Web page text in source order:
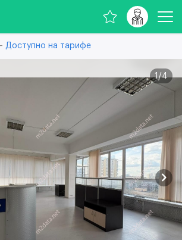
Доступно на тарифе
1/4